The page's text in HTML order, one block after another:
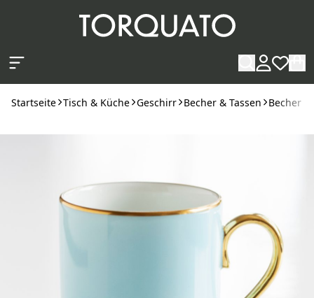
Startseite Tisch & Küche Geschirr Becher & Tassen Becher